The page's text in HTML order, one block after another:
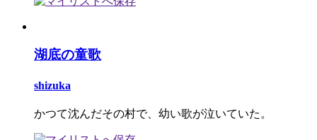
湖底の童歌
shizuka
かつて沈んだその村で、幼い歌が泣いていた。